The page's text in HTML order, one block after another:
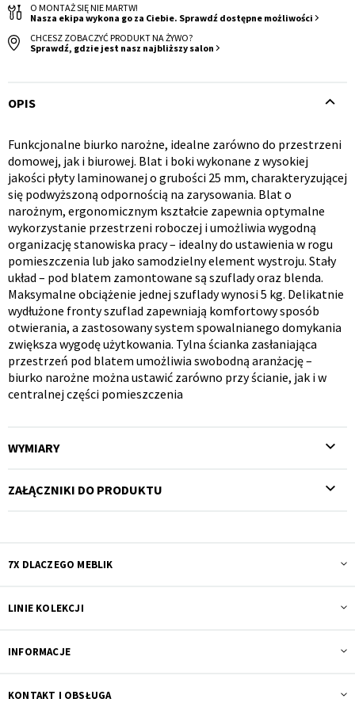
O MONTAŻ SIĘ NIE MARTW!
Nasza ekipa wykona go za Ciebie. Sprawdź dostępne możliwości
CHCESZ ZOBACZYĆ PRODUKT NA ŻYWO?
Sprawdź, gdzie jest nasz najbliższy salon
OPIS
Opis
produktu
Funkcjonalne biurko narożne, idealne zarówno do przestrzeni
domowej, jak i biurowej. Blat i boki wykonane z wysokiej
jakości płyty laminowanej o grubości 25 mm, charakteryzującej
się podwyższoną odpornością na zarysowania. Blat o
narożnym, ergonomicznym kształcie zapewnia optymalne
wykorzystanie przestrzeni roboczej i umożliwia wygodną
organizację stanowiska pracy – idealny do ustawienia w rogu
pomieszczenia lub jako samodzielny element wystroju. Stały
układ – pod blatem zamontowane są szuflady oraz blenda.
Maksymalne obciążenie jednej szuflady wynosi 5 kg. Delikatnie
wydłużone fronty szuflad zapewniają komfortowy sposób
otwierania, a zastosowany system spowalnianego domykania
zwiększa wygodę użytkowania. Tylna ścianka zasłaniająca
przestrzeń pod blatem umożliwia swobodną aranżację –
biurko narożne można ustawić zarówno przy ścianie, jak i w
centralnej części pomieszczenia
WYMIARY
ZAŁĄCZNIKI DO PRODUKTU
7X DLACZEGO MEBLIK
LINIE KOLEKCJI
INFORMACJE
KONTAKT I OBSŁUGA